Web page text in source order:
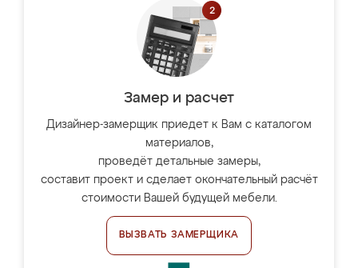
Замер и расчет
Дизайнер-замерщик приедет к Вам с каталогом
материалов,
проведёт детальные замеры,
составит проект и сделает окончательный расчёт
стоимости Вашей будущей мебели.
ВЫЗВАТЬ ЗАМЕРЩИКА